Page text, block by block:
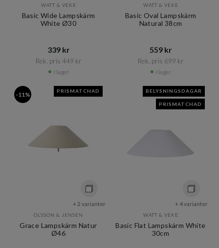
WATT & VEKE
Basic Wide Lampskärm
White Ø30
339 kr​​
Rek. pris 449 kr​​
I lager
WATT & VEKE
Basic Oval Lampskärm
Natural 38cm
559 kr​​
Rek. pris 699 kr​​
I lager
-11% PRISMATCHAD
+ 2 varianter
OLSSON & JENSEN
Grace Lampskärm Natur
Ø46
BELYSNINGSDAGAR
PRISMATCHAD
+ 4 varianter
WATT & VEKE
Basic Flat Lampskärm White
30cm